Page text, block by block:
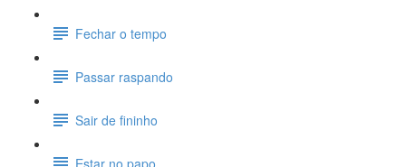
Fechar o tempo
Passar raspando
Sair de fininho
Estar no papo